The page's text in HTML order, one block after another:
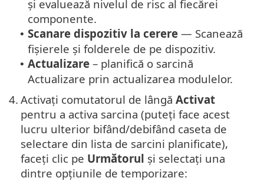
și evaluează nivelul de risc al fiecărei
componente.
• Scanare dispozitiv la cerere — Scanează
fișierele și folderele de pe dispozitiv.
• Actualizare – planifică o sarcină
Actualizare prin actualizarea modulelor.
4. Activați comutatorul de lângă Activat
pentru a activa sarcina (puteți face acest
lucru ulterior bifând/debifând caseta de
selectare din lista de sarcini planificate),
faceți clic pe Următorul și selectați una
dintre opțiunile de temporizare: